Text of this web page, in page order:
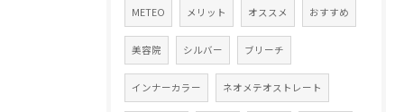
METEO メリット オススメ おすすめ
美容院 シルバー ブリーチ
インナーカラー ネオメテオストレート